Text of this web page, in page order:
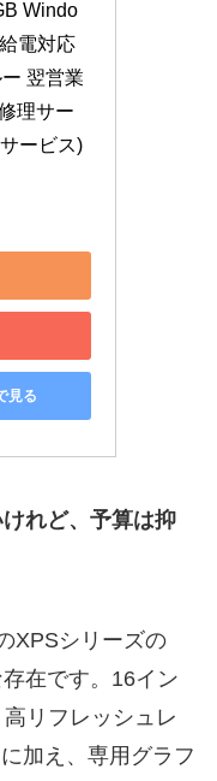
Windo
電対応
翌営業
理サー
ービス)
見る
れど、予算は抑
XPSシリーズの
在です。16イン
リフレッシュレ
加え、専用グラフ